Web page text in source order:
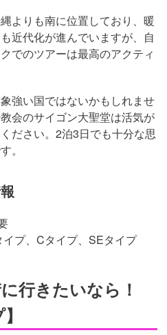
よりも南に位置しており、暖
近代化が進んでいますが、自
でのツアーは最高のアクティ
強い国ではないかもしれませ
会のサイゴン大聖堂は活気が
ださい。2泊3日でも十分な思
。
プ、Cタイプ、SEタイプ
行きたいなら！